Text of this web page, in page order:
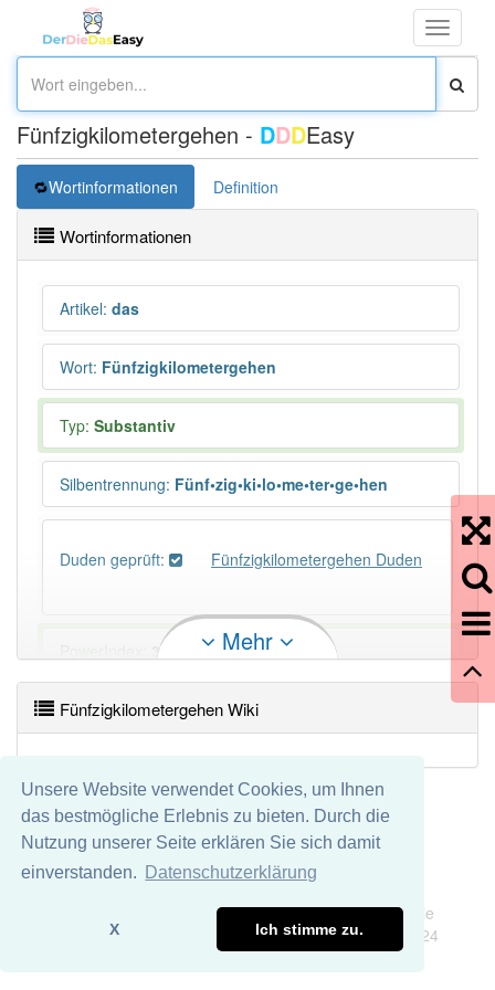
Unsere Website verwendet Cookies, um Ihnen
das bestmögliche Erlebnis zu bieten. Durch die
Nutzung unserer Seite erklären Sie sich damit
einverstanden.
Datenschutzerklärung
X Ich stimme zu.
Toggle
Fünfzigkilometergehen - DDDEasy
Wortinformationen Definition
Wortinformationen
Artikel: das
Wort: Fünfzigkilometergehen
Typ: Substantiv
Silbentrennung: Fünf•zig•ki•lo•me•ter•ge•hen
Duden geprüft: Fünfzigkilometergehen Duden
3
Häufigkeit: 2 von 10
Wörter mit Endung-fünfzigkilometergehenaber mit
einem anderen Artikeldas: 0
Das Wort wird häufig verwendet im Bereich
Leichtathletik
Mehr
Fünfzigkilometergehen Wiki
Wir übernehmen keine Garantie und keine Haftung für die
Richtigkeit und Vollständigkeit dieser Seite. DDDEasy 2024